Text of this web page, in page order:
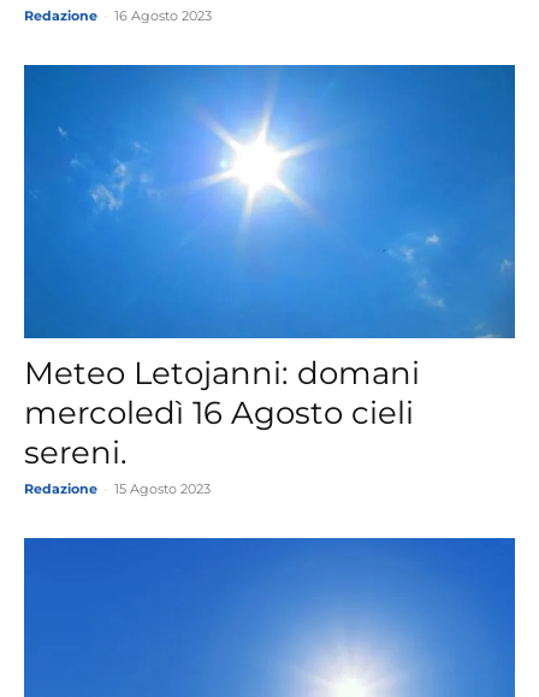
Redazione 16 Agosto 2023
Meteo Letojanni: domani
mercoledì 16 Agosto cieli
sereni.
Redazione 15 Agosto 2023